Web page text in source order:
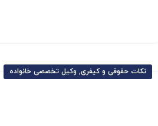
نکات حقوقی و کیفری, وکیل تخصصی خانواده